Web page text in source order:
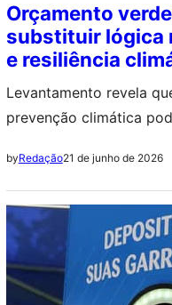
Orçamento
substituir lógica
e resiliência
Levantamento revela
prevenção climática
byRedação21 de junho de 2026